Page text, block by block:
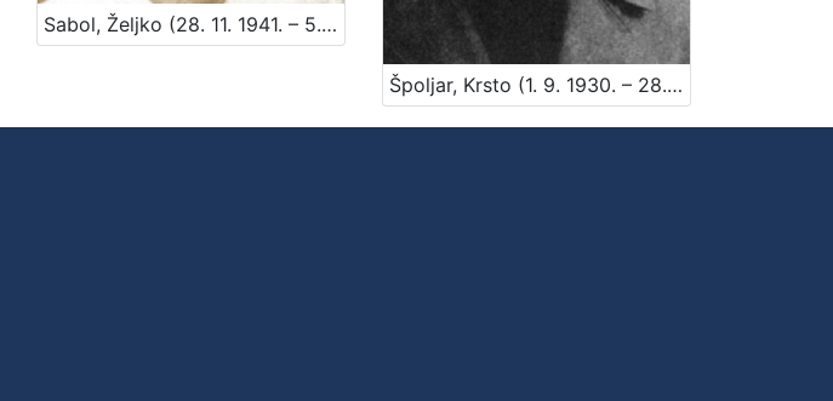
Sabol, Željko (28. 11. 1941. – 5. 9. 1991)
Špoljar, Krsto (1. 9. 1930. – 28. 11. 1977.)